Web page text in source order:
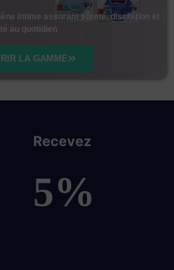
intime assurant sûreté, discrétion et
au quotidien
LA GAMME
Recevez
5%